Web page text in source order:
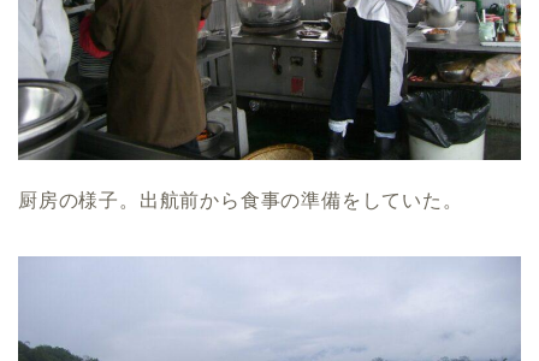
厨房の様子。出航前から食事の準備をしていた。